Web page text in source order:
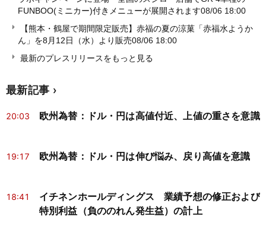
FUNBOO(ミニカー)付きメニューが展開されます08/06 18:00
【熊本・鶴屋で期間限定販売】赤福の夏の涼菓「赤福水ようか
ん」を8月12日（水）より販売08/06 18:00
最新のプレスリリースをもっと見る
最新記事
20:03 欧州為替：ドル・円は高値付近、上値の重さを意識
19:17 欧州為替：ドル・円は伸び悩み、戻り高値を意識
18:41
イチネンホールディングス 業績予想の修正および
特別利益（負ののれん発生益）の計上